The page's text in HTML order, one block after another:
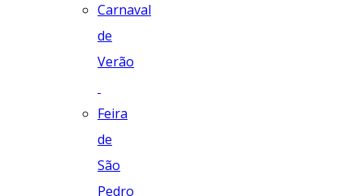
Carnaval
de
Verão
Feira
de
São
Pedro